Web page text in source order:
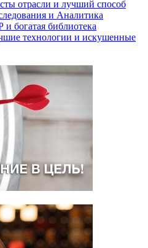
отрасли и лучший способ
и Аналитика
богатая библиотека
технологии и искушенные